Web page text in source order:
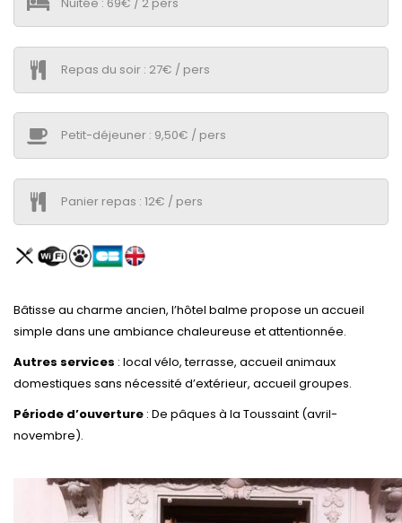
Repas du soir : 27€ / pers
Petit-déjeuner : 9,50€ / pers
Panier repas : 12€ / pers
Bâtisse au charme ancien, l’hôtel balme propose un accueil
simple dans une ambiance chaleureuse et attentionnée.
Autres services : local vélo, terrasse, accueil animaux
domestiques sans nécessité d’extérieur, accueil groupes.
Période d’ouverture : De pâques à la Toussaint (avril-
novembre).